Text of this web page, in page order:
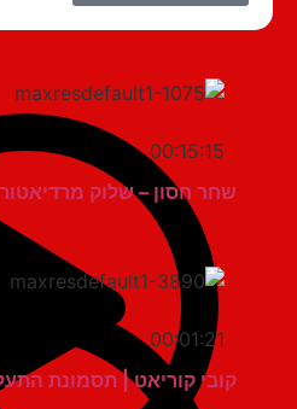
00:15:15
שחר חסון – שלוק מרדיאטור של
00:01:21
קובי קוריאט | תסמונת התעלה